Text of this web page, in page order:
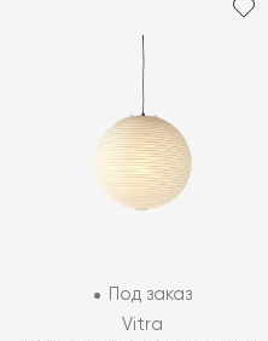
Под заказ
Vitra